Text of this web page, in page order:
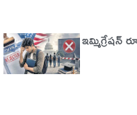
ఇమ్మిగ్రేషన్‌